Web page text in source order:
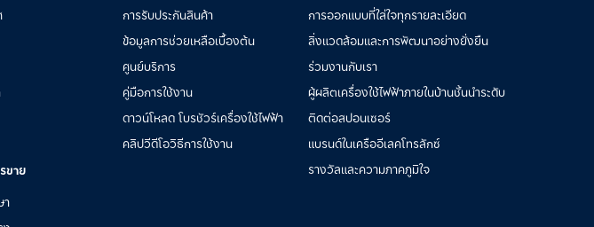
ขาย
า
การรับประกันสินค้า
ข้อมูลการช่วยเหลือเบื้องต้น
ศูนย์บริการ
คู่มือการใช้งาน
ดาวน์โหลด โบรชัวร์เครื่องใช้ไฟฟ้า
คลิปวีดีโอวิธีการใช้งาน
การออกแบบที่ใส่ใจทุกรายละเอียด
สิ่งแวดล้อมและการพัฒนาอย่างยั่งยืน
ร่วมงานกับเรา
ผู้ผลิตเครื่องใช้ไฟฟ้าภายในบ้านชั้นนำระดับ
ติดต่อสปอนเซอร์
แบรนด์ในเครืออีเลคโทรลักซ์
รางวัลและความภาคภูมิใจ